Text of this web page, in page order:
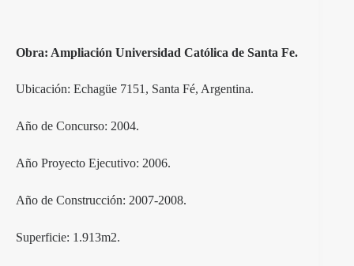
Obra: Ampliación Universidad Católica de Santa Fe.
Ubicación: Echagüe 7151, Santa Fé, Argentina.
Año de Concurso: 2004.
Año Proyecto Ejecutivo: 2006.
Año de Construcción: 2007-2008.
Superficie: 1.913m2.